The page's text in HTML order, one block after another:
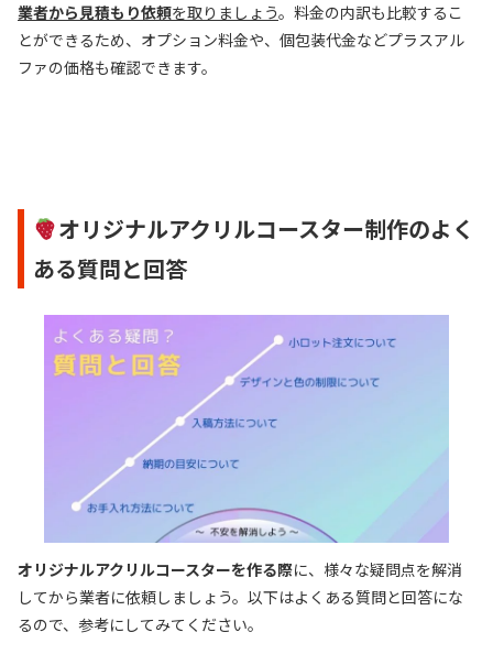
業者から見積もり依頼を取りましょう。料金の内訳も比較するこ
とができるため、オプション料金や、個包装代金などプラスアル
ファの価格も確認できます。
オリジナルアクリルコースター制作のよく
ある質問と回答
オリジナルアクリルコースターを作る際に、様々な疑問点を解消
してから業者に依頼しましょう。以下はよくある質問と回答にな
るので、参考にしてみてください。